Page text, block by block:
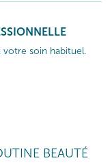
votre soin habituel.
BEAUTÉ